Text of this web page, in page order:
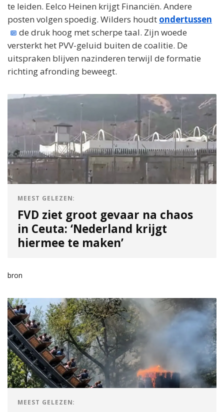
te leiden. Eelco Heinen krijgt Financiën. Andere
posten volgen spoedig. Wilders houdt ondertussen
de druk hoog met scherpe taal. Zijn woede
versterkt het PVV-geluid buiten de coalitie. De
uitspraken blijven nazinderen terwijl de formatie
richting afronding beweegt.
MEEST GELEZEN:
FVD ziet groot gevaar na chaos
in Ceuta: ‘Nederland krijgt
hiermee te maken’
bron
MEEST GELEZEN: